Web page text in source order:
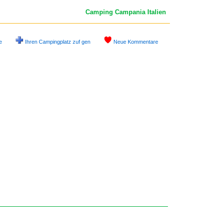
Camping CampaniaItalien
Ihren Campingplatz zuf gen Neue Kommentare